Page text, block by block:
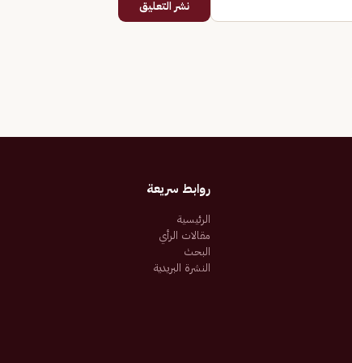
نشر التعليق
روابط سريعة
الرئيسية
مقالات الرأي
البحث
النشرة البريدية